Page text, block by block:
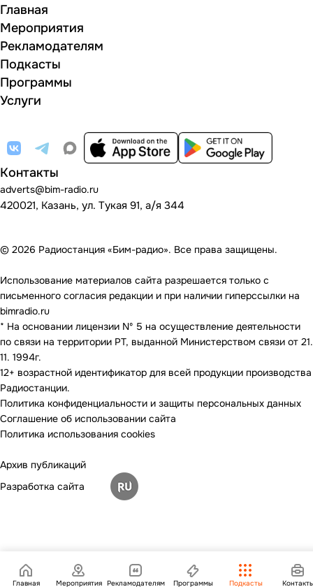
Главная
Мероприятия
Рекламодателям
Подкасты
Программы
Услуги
Контакты
adverts@bim-radio.ru
420021, Казань, ул. Тукая 91, а/я 344
© 2026 Радиостанция «Бим-радио». Все права защищены.
Использование материалов сайта разрешается только с
письменного согласия редакции и при наличии гиперссылки на
bimradio.ru
* На основании лицензии Nº 5 на осуществление деятельности
по связи на территории РТ, выданной Министерством связи от 21.
11. 1994г.
12+ возрастной идентификатор для всей продукции производства
Радиостанции.
Политика конфиденциальности и защиты персональных данных
Соглашение об использовании сайта
Политика использования cookies
Архив публикаций
Разработка сайта
Главная Мероприятия Рекламодателям Программы Подкасты